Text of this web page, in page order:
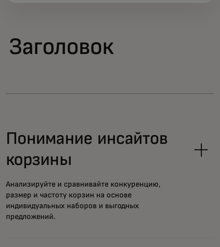
Заголовок
Понимание инсайтов
корзины
Анализируйте и сравнивайте конкуренцию,
размер и частоту корзин на основе
индивидуальных наборов и выгодных
предложений.